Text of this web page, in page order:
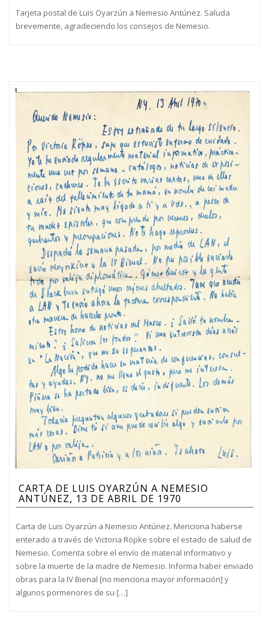
Tarjeta postal de Luis Oyarzún a Nemesio Antúnez. Saluda
brevemente, agradeciendo los consejos de Nemesio.
CARTA DE LUIS OYARZÚN A NEMESIO
ANTÚNEZ, 13 DE ABRIL DE 1970
Carta de Luis Oyarzún a Nemesio Antúnez. Menciona haberse
enterado a través de Victoria Röpke sobre el estado de salud de
Nemesio. Comenta sobre el envío de material informativo y
sobre la muerte de la madre de Nemesio. Informa haber enviado
obras para la IV Bienal [no menciona mayor información] y
algunos pormenores de su […]